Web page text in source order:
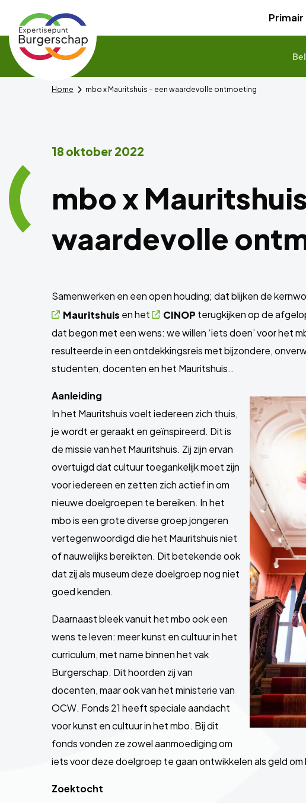
Expertisepunt
Burgerschap
Home mbo x Mauritshuis – een waardevolle ontmoeting
mbo x
waardevolle
18 oktober 2022
Samenwerken en een open houding; dat blijken de
Mauritshuis en het CINOP terugkijken op de
dat begon met een wens: we willen ‘iets doen’ voor het
resulteerde in een ontdekkingsreis met bijzondere,
studenten, docenten en het Mauritshuis..
Aanleiding
In het Mauritshuis voelt iedereen zich thuis,
je wordt er geraakt en geïnspireerd. Dit is
de missie van het Mauritshuis. Zij zijn ervan
overtuigd dat cultuur toegankelijk moet zijn
voor iedereen en zetten zich actief in om
nieuwe doelgroepen te bereiken. In het
mbo is een grote diverse groep jongeren
vertegenwoordigd die het Mauritshuis niet
of nauwelijks bereikten. Dit betekende ook
dat zij als museum deze doelgroep nog niet
goed kenden.
Daarnaast bleek vanuit het mbo ook een
wens te leven: meer kunst en cultuur in het
curriculum, met name binnen het vak
Burgerschap. Dit hoorden zij van
docenten, maar ook van het ministerie van
OCW. Fonds 21 heeft speciale aandacht
voor kunst en cultuur in het mbo. Bij dit
fonds vonden ze zowel aanmoediging om
iets voor deze doelgroep te gaan ontwikkelen als geld
Zoektocht